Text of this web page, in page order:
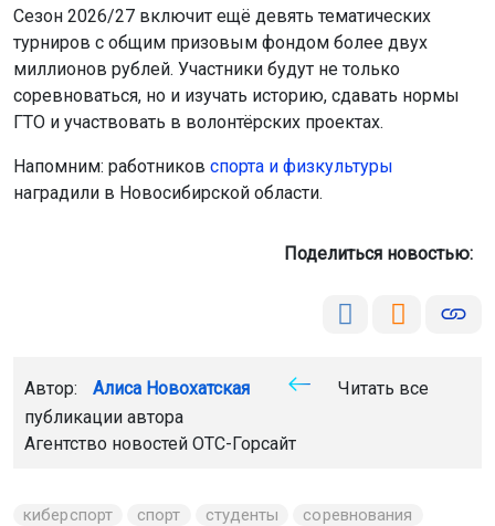
Сезон 2026/27 включит ещё девять тематических
турниров с общим призовым фондом более двух
миллионов рублей. Участники будут не только
соревноваться, но и изучать историю, сдавать нормы
ГТО и участвовать в волонтёрских проектах.
Напомним: работников спорта и физкультуры
наградили в Новосибирской области.
Поделиться новостью:
Автор: Алиса Новохатская
Читать все
публикации автора
Агентство новостей ОТС-Горсайт
киберспорт спорт студенты
соревнования